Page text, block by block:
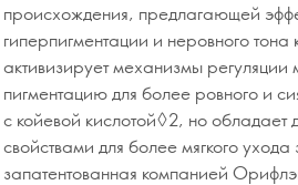
происхождения, предлагающей
гиперпигментации и неровного
активизирует механизмы
пигментацию для более ровного и
с койевой кислотой◊2, но
свойствами для более мягкого
запатентованная компанией